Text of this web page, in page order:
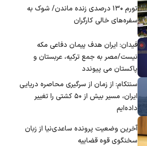
تورم ۱۳۰ درصدی زنده ماندن/ شوک به
سفره‌های خالی کارگران
فیدان: ایران هدف پیمان دفاعی مکه
نیست/مصر به جمع ترکیه، عربستان و
پاکستان می پیوندد
سنتکام: از زمان از سرگیری محاصره دریایی
ایران، مسیر بیش از ۵۰ کشتی را تغییر
داده‌ایم
آخرین وضعیت پرونده ساعدی‌نیا از زبان
سخنگوی قوه قضاییه